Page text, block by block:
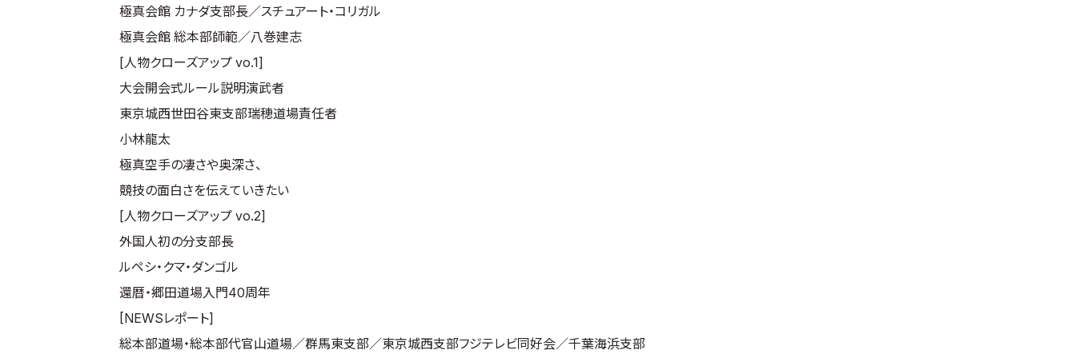
極真会館 カナダ支部長／スチュアート・コリガル
極真会館 総本部師範／八巻建志
[人物クローズアップ vo.1]
大会開会式ルール説明演武者
東京城西世田谷東支部瑞穂道場責任者
小林龍太
極真空手の凄さや奥深さ、
競技の面白さを伝えていきたい
[人物クローズアップ vo.2]
外国人初の分支部長
ルペシ・クマ・ダンゴル
還暦・郷田道場入門40周年
[NEWSレポート]
総本部道場・総本部代官山道場／群馬東支部／東京城西支部フジテレビ同好会／千葉海浜支部